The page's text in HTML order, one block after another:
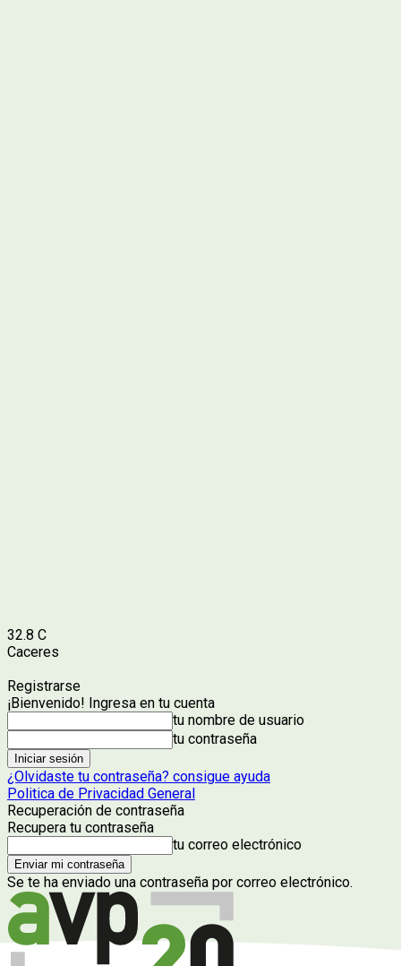
32.8 C
Caceres
Registrarse
¡Bienvenido! Ingresa en tu cuenta
tu nombre de usuario
tu contraseña
¿Olvidaste tu contraseña? consigue ayuda
Politica de Privacidad General
Recuperación de contraseña
Recupera tu contraseña
tu correo electrónico
Se te ha enviado una contraseña por correo electrónico.